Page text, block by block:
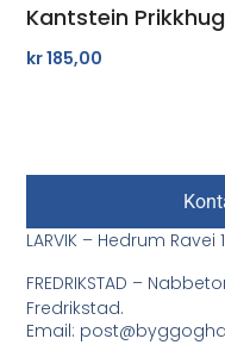
Kantstein
kr185,00
LARVIK – Hedrum Ravei
FREDRIKSTAD –
Fredrikstad.
Email: